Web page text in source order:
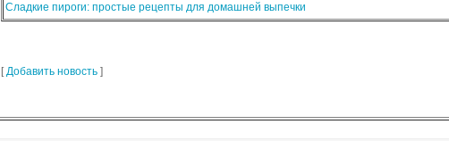
Сладкие пироги: простые рецепты для домашней выпечки
[Добавить новость ]